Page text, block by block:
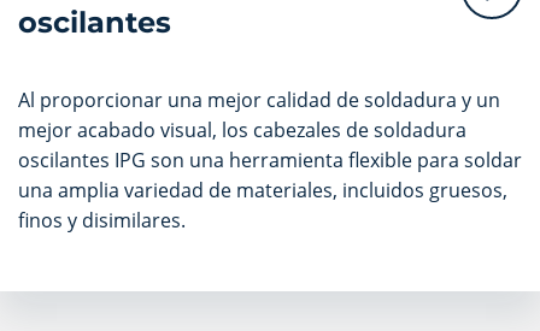
oscilantes
Al proporcionar una mejor calidad de soldadura y un
mejor acabado visual, los cabezales de soldadura
oscilantes IPG son una herramienta flexible para soldar
una amplia variedad de materiales, incluidos gruesos,
finos y disimilares.